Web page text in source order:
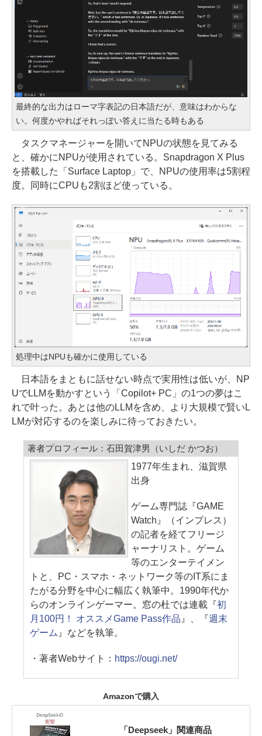
最終的な出力はローマ字表記の日本語だが、意味はわからな
い。何度かやればそれっぽい答えに当たる時もある
タスクマネージャーを開いてNPUの状態を見てみる
と、確かにNPUが使用されている。Snapdragon X Plus
を搭載した「Surface Laptop」で、NPUの使用率は5割程
度。同時にCPUも2割ほど使っている。
処理中はNPUも確かに使用している
日本語をまともに話せない時点で実用性は低いが、NP
UでLLMを動かすという「Copilot+ PC」の1つの夢はこ
れで叶った。あとは他のLLMを含め、より大規模で賢いL
LMが対応するのを楽しみに待っておきたい。
著者プロフィール：石田賀津男（いしだ かつお）
1977年生まれ、滋賀県
出身
ゲーム専門誌『GAME
Watch』（インプレス）
の記者を経てフリージ
ャーナリスト。ゲーム
等のエンターテイメン
トと、PC・スマホ・ネットワーク等のIT系にま
たがる分野を中心に幅広く執筆中。1990年代か
らのオンラインゲーマー。窓の杜では連載『初
月100円！ オススメGame Pass作品 』、『週末
ゲーム 』などを執筆。
・著者Webサイト： https://ougi.net/
Amazonで購入
「Deepseek」関連商品